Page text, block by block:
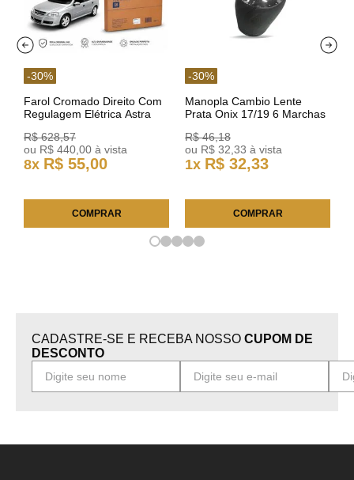
-30%
Farol Cromado Direito Com
Regulagem Elétrica Astra
R$ 628,57
ou R$ 440 00 à vista
8x R$ 55,00
COMPRAR
-30%
Manopla Cambio Lente
Prata Onix 17/19 6 Marchas
R$ 46,18
ou R$ 32 33 à vista
1x R$ 32,33
COMPRAR
CADASTRE-SE E RECEBA NOSSO CUPOM DE
DESCONTO